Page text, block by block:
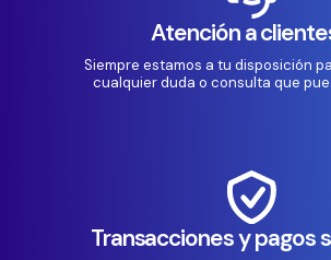
Atención a
Siempre estamos a tu disposición
cualquier duda o consulta que
Transacciones y pagos